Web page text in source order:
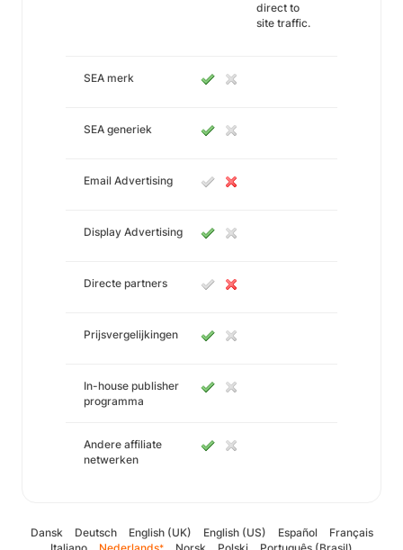
direct to
site traffic.
SEA merk
SEA generiek
Email Advertising
Display Advertising
Directe partners
Prijsvergelijkingen
In-house publisher
programma
Andere affiliate
netwerken
Dansk Deutsch English (UK) English (US) Español
Français
*